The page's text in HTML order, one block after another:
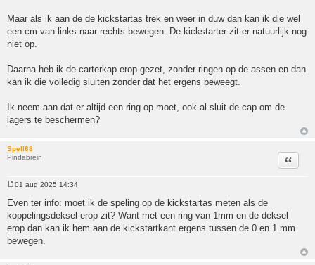
Maar als ik aan de de kickstartas trek en weer in duw dan kan ik die wel
een cm van links naar rechts bewegen. De kickstarter zit er natuurlijk nog
niet op.
Daarna heb ik de carterkap erop gezet, zonder ringen op de assen en dan
kan ik die volledig sluiten zonder dat het ergens beweegt.
Ik neem aan dat er altijd een ring op moet, ook al sluit de cap om de
lagers te beschermen?
Spell68
Pindabrein
Citeer
Bericht
01 aug 2025 14:34
Even ter info: moet ik de speling op de kickstartas meten als de
koppelingsdeksel erop zit? Want met een ring van 1mm en de deksel
erop dan kan ik hem aan de kickstartkant ergens tussen de 0 en 1 mm
bewegen.